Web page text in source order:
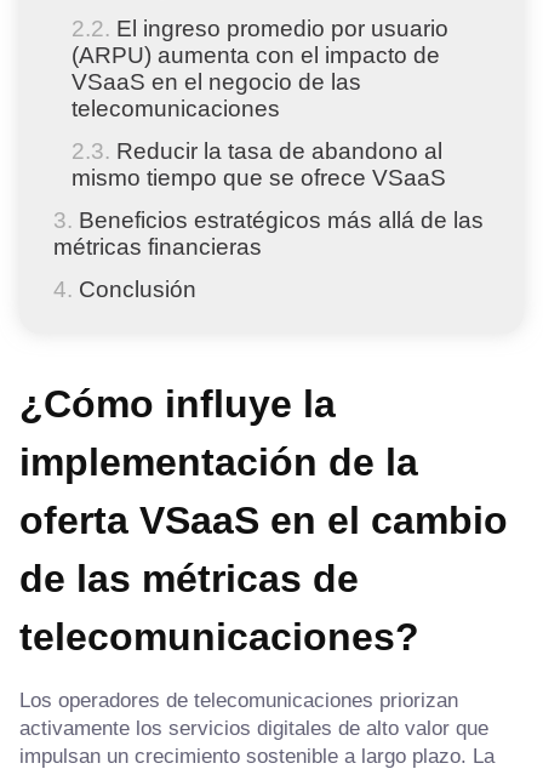
El ingreso promedio por usuario
(ARPU) aumenta con el impacto de
VSaaS en el negocio de las
telecomunicaciones
Reducir la tasa de abandono al
mismo tiempo que se ofrece VSaaS
Beneficios estratégicos más allá de las
métricas financieras
Conclusión
¿Cómo influye la
implementación de la
oferta VSaaS en el cambio
de las métricas de
telecomunicaciones?
Los operadores de telecomunicaciones priorizan
activamente los servicios digitales de alto valor que
impulsan un crecimiento sostenible a largo plazo. La